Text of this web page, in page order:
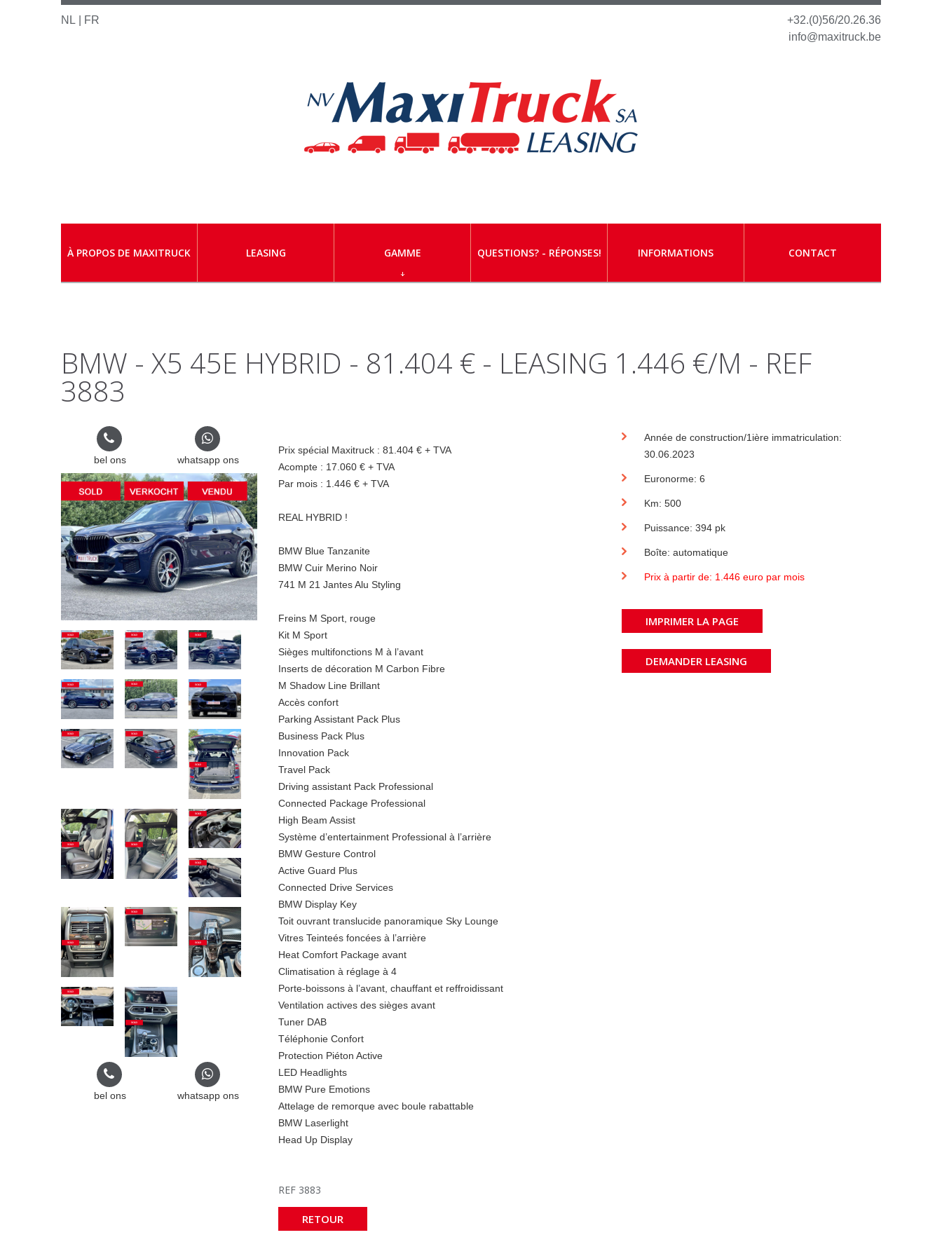
+32.(0)56/20.26.36
info@maxitruck.be
NL | FR
À PROPOS DE MAXITRUCK LEASING GAMME QUESTIONS? - RÉPONSES! INFORMATIONS CONTACT
BMW - X5 45E HYBRID - 81.404 € - LEASING 1.446 €/M - REF
3883
bel ons whatsapp ons
bel ons whatsapp ons
Prix spécial Maxitruck : 81.404 € + TVA
Acompte : 17.060 € + TVA
Par mois : 1.446 € + TVA
REAL HYBRID !
BMW Blue Tanzanite
BMW Cuir Merino Noir
741 M 21 Jantes Alu Styling
Freins M Sport, rouge
Kit M Sport
Sièges multifonctions M à l’avant
Inserts de décoration M Carbon Fibre
M Shadow Line Brillant
Accès confort
Parking Assistant Pack Plus
Business Pack Plus
Innovation Pack
Travel Pack
Driving assistant Pack Professional
Connected Package Professional
High Beam Assist
Système d’entertainment Professional à l’arrière
BMW Gesture Control
Active Guard Plus
Connected Drive Services
BMW Display Key
Toit ouvrant translucide panoramique Sky Lounge
Vitres Teinteés foncées à l’arrière
Heat Comfort Package avant
Climatisation à réglage à 4
Porte-boissons à l’avant, chauffant et reffroidissant
Ventilation actives des sièges avant
Tuner DAB
Téléphonie Confort
Protection Piéton Active
LED Headlights
BMW Pure Emotions
Attelage de remorque avec boule rabattable
BMW Laserlight
Head Up Display
REF 3883
RETOUR
Année de construction/1ière immatriculation:
30.06.2023
Euronorme: 6
Km: 500
Puissance: 394 pk
Boîte: automatique
Prix à partir de: 1.446 euro par mois
IMPRIMER LA PAGE
DEMANDER LEASING